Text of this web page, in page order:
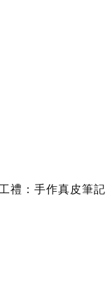
禮：手作真皮筆記